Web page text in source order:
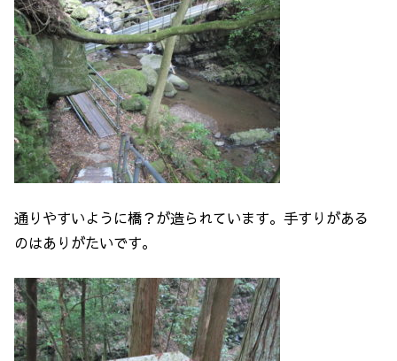
通りやすいように橋？が造られています。手すりがある
のはありがたいです。